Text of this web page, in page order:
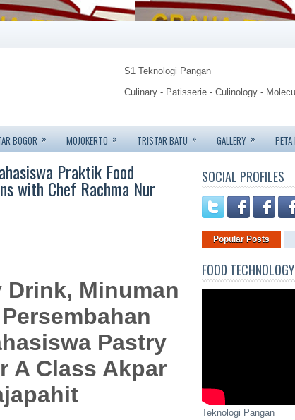
S1 Teknologi Pangan
Culinary - Patisserie - Culinology -
Food Technology.
Tristar Institute - Jemursari 244 -
Info: 081234506426 - 081233752227.
BOGOR » MOJOKERTO » TRISTAR BATU » GALLERY »
Praktik Food
with Chef Rachma Nur
Minuman
Pastry
A Class Akpar
SOCIAL PROFILES
Popular Posts
FOOD
Teknologi Pangan